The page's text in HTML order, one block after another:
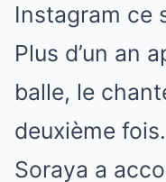
Instagram ce
Plus d’un an
balle, le
deuxième
Soraya a